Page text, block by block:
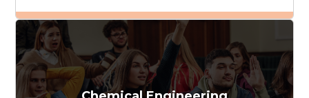
Ghi danh
Tham vấn Interlink